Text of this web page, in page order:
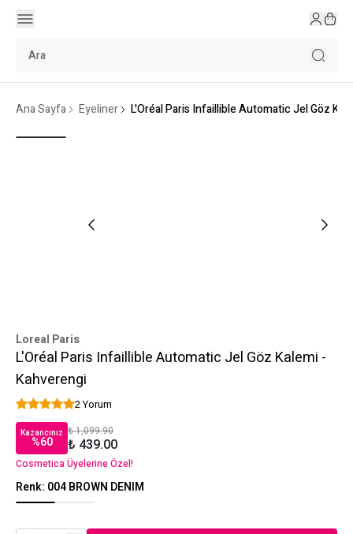
Ana Sayfa Eyeliner L'Oréal Paris Infaillible Automatic Jel Göz
Loreal Paris
L'Oréal Paris Infaillible Automatic Jel Göz Kalemi -
Kahverengi
2 Yorum
Kazancınız
%60
₺ 1,099.90
₺ 439.00
Cosmetica Üyelerine Özel!
Renk: 004 BROWN DENIM